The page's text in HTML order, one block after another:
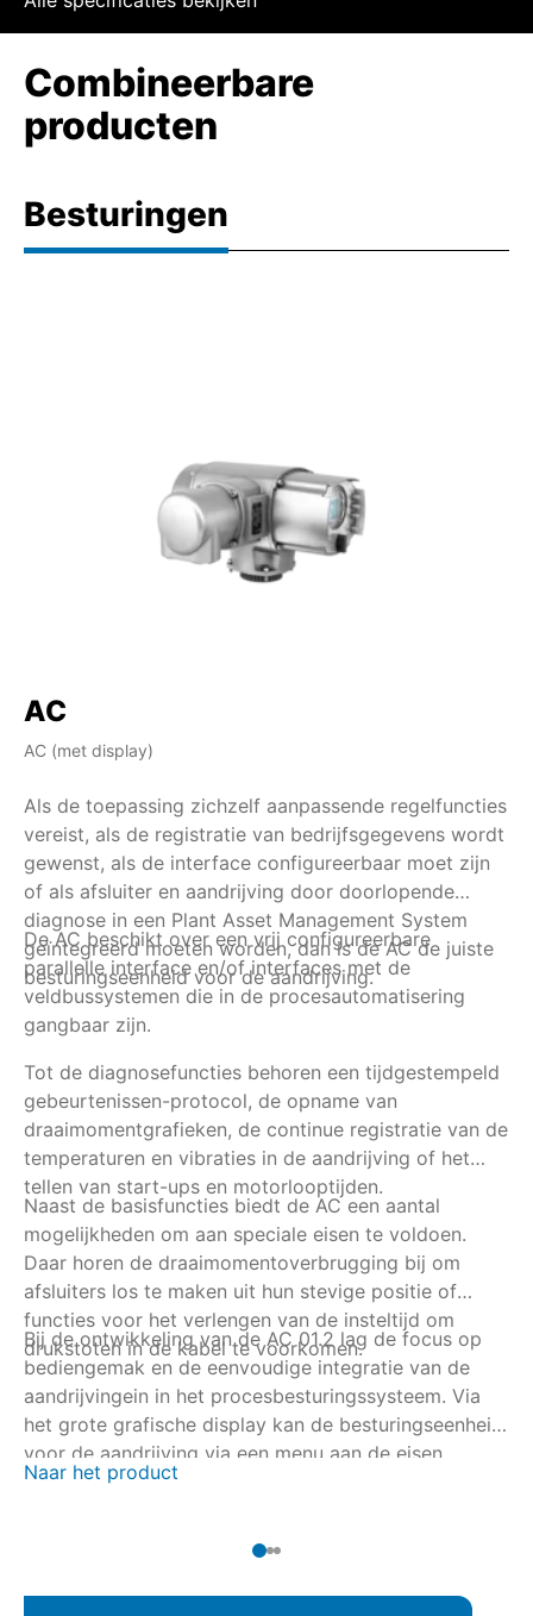
Combineerbare
producten
Besturingen
AC
AC (met display)
Als de toepassing zichzelf aanpassende regelfuncties
vereist, als de registratie van bedrijfsgegevens wordt
gewenst, als de interface configureerbaar moet zijn
of als afsluiter en aandrijving door doorlopende
diagnose in een Plant Asset Management System
geïntegreerd moeten worden, dan is de AC de juiste
besturingseenheid voor de aandrijving.
De AC beschikt over een vrij configureerbare
parallelle interface en/of interfaces met de
veldbussystemen die in de procesautomatisering
gangbaar zijn.
Tot de diagnosefuncties behoren een tijdgestempeld
gebeurtenissen-protocol, de opname van
draaimomentgrafieken, de continue registratie van de
temperaturen en vibraties in de aandrijving of het
tellen van start-ups en motorlooptijden.
Naast de basisfuncties biedt de AC een aantal
mogelijkheden om aan speciale eisen te voldoen.
Daar horen de draaimomentoverbrugging bij om
afsluiters los te maken uit hun stevige positie of
functies voor het verlengen van de insteltijd om
drukstoten in de kabel te voorkomen.
Bij de ontwikkeling van de AC 01.2 lag de focus op
bediengemak en de eenvoudige integratie van de
aandrijvingein in het procesbesturingssysteem. Via
het grote grafische display kan de besturingseenheid
voor de aandrijving via een menu aan de eisen
worden aangepast of als alternatief met de AUMA
veldbusintegratie kan de parametrering ook vanuit de
Naar het product